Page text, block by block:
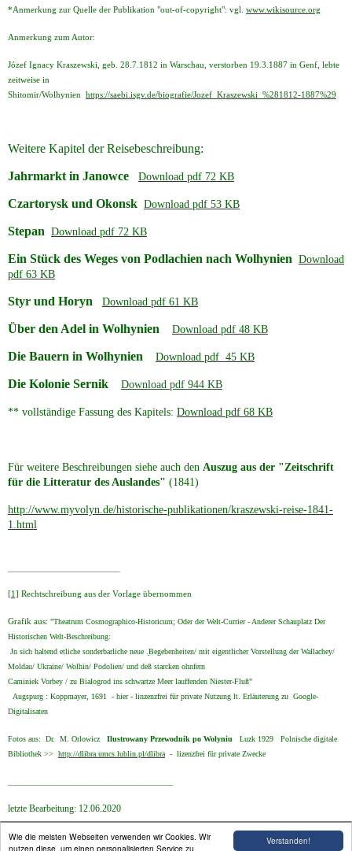
Verstanden!
Wie die meisten Webseiten verwenden wir Cookies. Wir
nutzen diese, um einen personalisierten Service zu
*Anmerkung zur Quelle der Publikation "out-of-copyright": vgl. www.wikisource.org
Anmerkung zum Autor:
Józef Ignacy Kraszewski, geb. 28.7.1812 in Warschau, verstorben 19.3.1887 in Genf, lebte
zeitweise in
Shitomir/Wolhynien https://saebi.isgv.de/biografie/Jozef_Kraszewski_%281812-1887%29
Weitere Kapitel der Reisebeschreibung:
Jahrmarkt in Janowce Download pdf 72 KB
Czartorysk und Okonsk Download pdf 53 KB
Stepan Download pdf 72 KB
Ein Stück des Weges von Podlachien nach Wolhynien Download
pdf 63 KB
Styr und Horyn Download pdf 61 KB
Über den Adel in Wolhynien Download pdf 48 KB
Die Bauern in Wolhynien Download pdf 45 KB
Die Kolonie Sernik Download pdf 944 KB
** vollständige Fassung des Kapitels: Download pdf 68 KB
Für weitere Beschreibungen siehe auch den Auszug aus der "Zeitschrift
für die Litteratur des Auslandes" (1841)
http://www.myvolyn.de/historische-publikationen/kraszewski-reise-1841-
1.html
[1] Rechtschreibung aus der Vorlage übernommen
Grafik aus: "Theatrum Cosmographico-Historicum; Oder der Welt-Currier - Anderer Schauplatz Der
Historischen Welt-Beschreibung:
Jn sich haltend etliche sonderbarliche neue .̤Begebenheiten/ mit eigentlicher Vorstellung der Wallachey/
Moldau/ Ukraine/ Wolhin/ Podolien/ und deß starcken ohnfern
Caminiek Vorbey / zu Bialogrod ins schwartze Meer lauffenden Niester-Fluß"
Augspurg : Koppmayer, 1691 - hier - linzenzfrei für private Nutzung lt. Erläuterung zu Google-
Digitalisaten
Fotos aus: Dr. M. Orlowicz Ilustrowany Przewodnik po Wolyniu Luzk 1929 Polnische digitale
Bibliothek >>
http://dlibra.umcs.lublin.pl/dlibra - lizenzfrei für private Zwecke
letzte Bearbeitung: 12.06.2020